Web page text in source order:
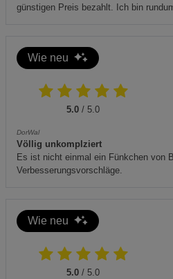
günstigen Preis bezahlt. Ich bin
Wie neu
5.0 / 5.0
DorWal
Völlig unkomplziert
Es ist nicht einmal ein Fünkchen von
Verbesserungsvorschläge.
Wie neu
5.0 / 5.0